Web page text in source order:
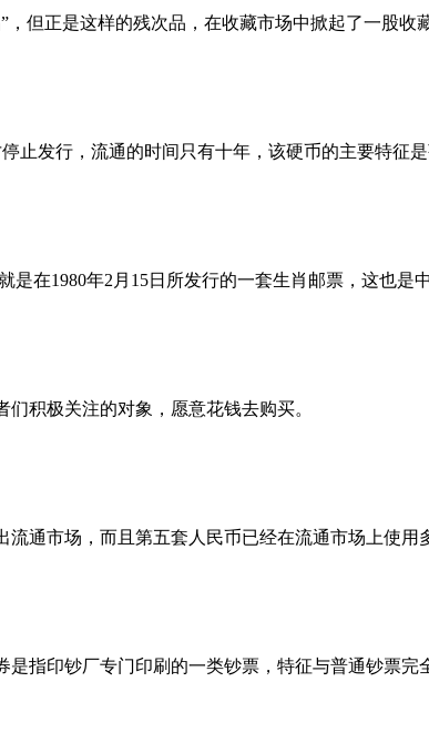
但正是这样的残次品，在收藏市场中掀起了一股收
发行，流通的时间只有十年，该硬币的主要特征
年2月15日所发行的一套生肖邮票，这也是中
积极关注的对象，愿意花钱去购买。
市场，而且第五套人民币已经在流通市场上使用
是指印钞厂专门印刷的一类钞票，特征与普通钞票